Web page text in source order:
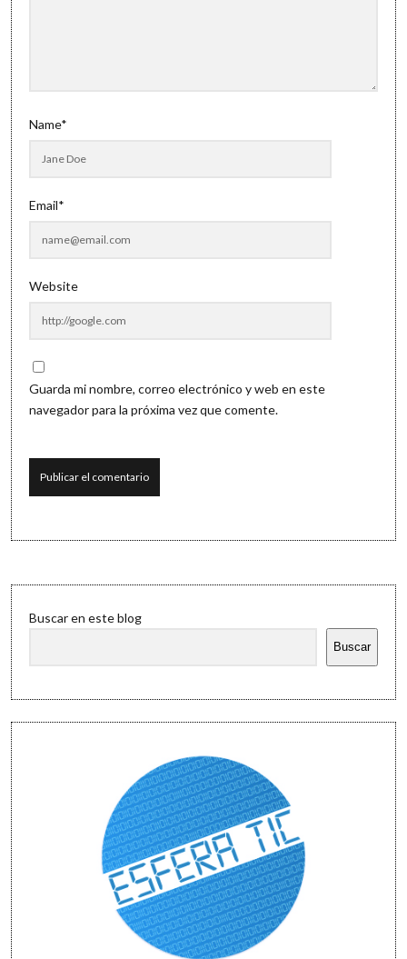
Name*
Email*
Website
Guarda mi nombre, correo electrónico y web en este
navegador para la próxima vez que comente.
Sidebar
Buscar en este blog
Buscar